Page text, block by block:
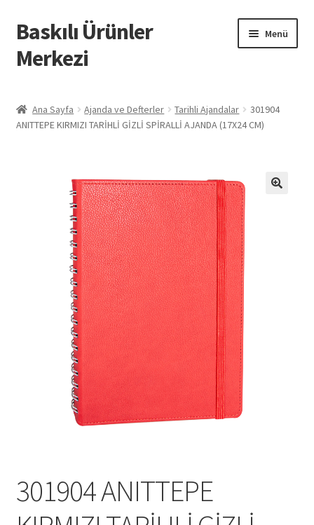
Dolaşıma
geç
İçeriğe
geç
Baskılı Ürünler
Merkezi
Menü
Baskılı Ürünler
İPTAL VE İADE KOŞULLARI
İptal ve İade Politikası
Mesafeli Satış Sözleşmesi
Mesafeli Satış Sözleşmesi
Ana Sayfa Ajanda ve Defterler Tarihli Ajandalar
301904
ANITTEPE KIRMIZI TARİHLİ GİZLİ SPİRALLİ AJANDA (17X24 CM)
301904 ANITTEPE